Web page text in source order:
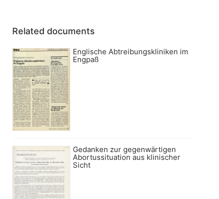
Related documents
Englische Abtreibungskliniken im
Engpaß
Gedanken zur gegenwärtigen
Abortussituation aus klinischer
Sicht